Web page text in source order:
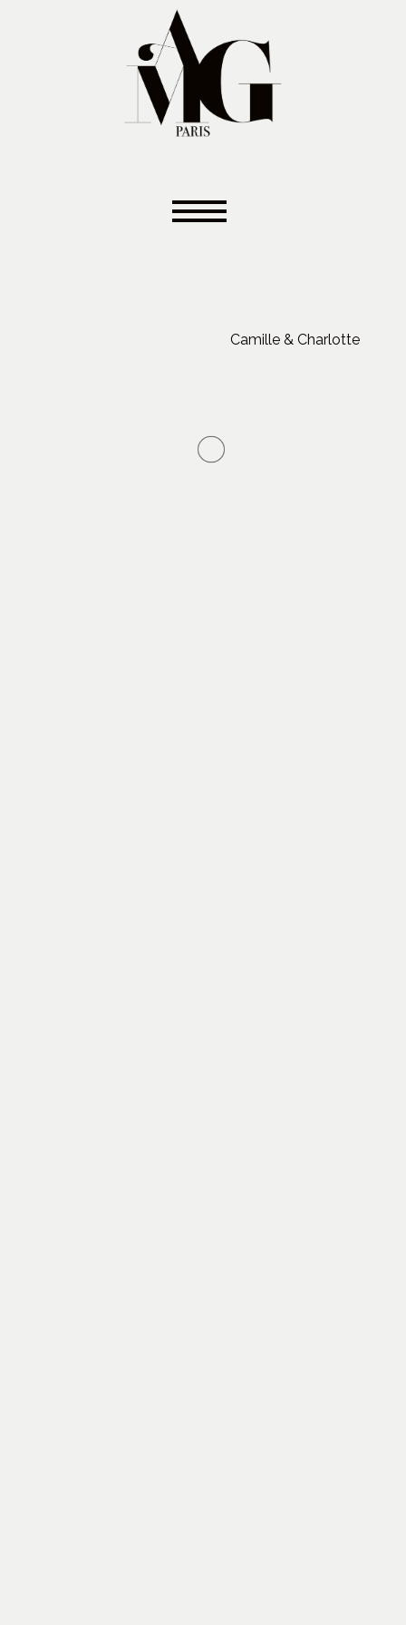
Camille & Charlotte